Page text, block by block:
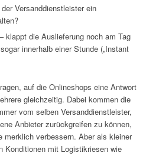
Versanddienstleister ein
klappt die Auslieferung noch am Tag
innerhalb einer Stunde („Instant
auf die Onlineshops eine Antwort
gleichzeitig. Dabei kommen die
vom selben Versanddienstleister,
Anbieter zurückgreifen zu können,
merklich verbessern. Aber als kleiner
Konditionen mit Logistikriesen wie